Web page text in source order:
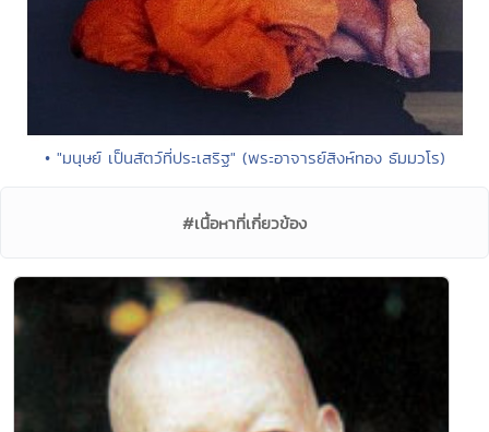
• "มนุษย์ เป็นสัตว์ที่ประเสริฐ" (พระอาจารย์สิงห์ทอง ธัมมวโร)
#เนื้อหาที่เกี่ยวข้อง